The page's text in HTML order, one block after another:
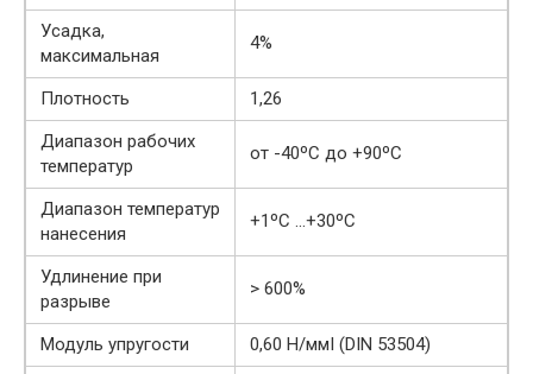
Усадка,
максимальная
4%
Плотность
1,26
Диапазон рабочих
температур
от -40ºС до +90ºC
Диапазон температур
нанесения
+1ºС …+30ºС
Удлинение при
разрыве
> 600%
Модуль упругости
0,60 Н/ммІ (DIN 53504)